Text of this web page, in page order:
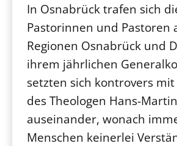
In Osnabrück trafen sich
Pastorinnen und Pastoren
Regionen Osnabrück und
ihrem jährlichen
setzten sich kontrovers mit
des Theologen Hans-
auseinander, wonach
Menschen keinerlei